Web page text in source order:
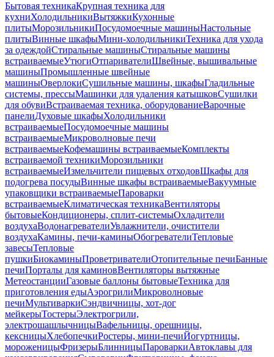
Бытовая техникаКрупная техника для
кухниХолодильникиВытяжкиКухонные
плитыМорозильникиПосудомоечные машиныНастольные
плитыВинные шкафыМини-холодильникиТехника для ухода
за одеждойСтиральные машиныСтиральные машины
встраиваемыеУтюгиОтпаривателиШвейные, вышивальные
машиныПромышленные швейные
машиныОверлокиСушильные машины, шкафыГладильные
системы, прессыМашинки для удаления катышковСушилки
для обувиВстраиваемая техника, оборудованиеВарочные
панелиДуховые шкафыХолодильники
встраиваемыеПосудомоечные машины
встраиваемыеМикроволновые печи
встраиваемыеКофемашины встраиваемыеКомплекты
встраиваемой техникиМорозильники
встраиваемыеИзмельчители пищевых отходовШкафы для
подогрева посудыВинные шкафы встраиваемыеВакуумные
упаковщики встраиваемыеПароварки
встраиваемыеКлиматическая техникаВентиляторы
бытовыеКондиционеры, сплит-системыОхладители
воздухаВодонагревателиУвлажнители, очистители
воздухаКамины, печи-каминыОбогревателиТепловые
завесыТепловые
пушкиБиокаминыПроветривателиОтопительные печиБанные
печиПорталы для каминовВентиляторы вытяжные
МетеостанцииГазовые баллоны бытовыеТехника для
приготовления едыАэрогрилиМикроволновые
печиМультиваркиСэндвичницы, хот-дог
мейкерыТостерыЭлектрогрили,
электрошашлычницыВафельницы, орешницы,
кексницыХлебопечкиРостеры, мини-печиЙогуртницы,
мороженицыФризерыБлинницыПароваркиАвтоклавы для